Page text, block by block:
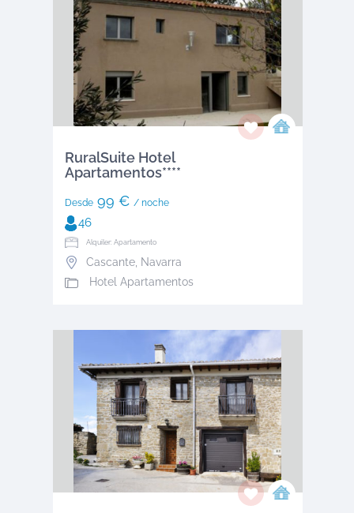
RuralSuite Hotel
Apartamentos****
Desde99 € / noche
46
Alquiler: Apartamento
Cascante, Navarra
Hotel Apartamentos